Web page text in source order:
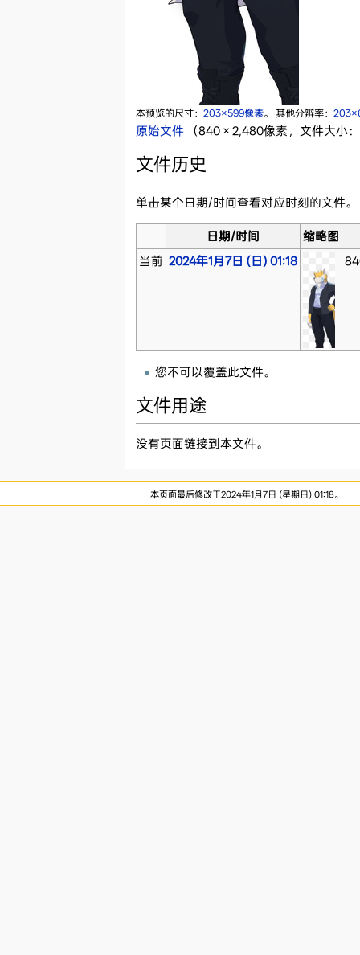
本预览的尺寸： 203×599像素。 其他分辨率：
原始文件‎ （840 × 2,480像素，文件大小
文件历史
单击某个日期/时间查看对应时刻的文件。
日期/时间
缩略图
当前 2024年1月7日 (日) 01:18
您不可以覆盖此文件。
文件用途
没有页面链接到本文件。
本页面最后修改于2024年1月7日 (星期日) 01:18。